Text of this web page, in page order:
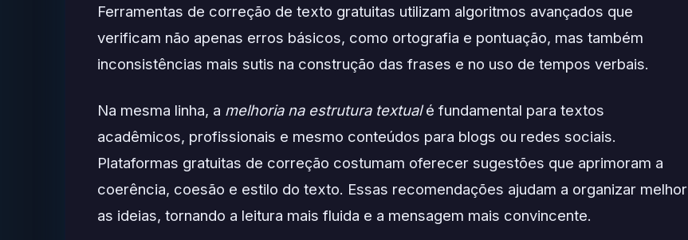
Ferramentas de correção de texto gratuitas utilizam algoritmos avançados que
verificam não apenas erros básicos, como ortografia e pontuação, mas também
inconsistências mais sutis na construção das frases e no uso de tempos verbais.
Na mesma linha, a melhoria na estrutura textualé fundamental para textos
acadêmicos, profissionais e mesmo conteúdos para blogs ou redes sociais.
Plataformas gratuitas de correção costumam oferecer sugestões que aprimoram a
coerência, coesão e estilo do texto. Essas recomendações ajudam a organizar melhor
as ideias, tornando a leitura mais fluida e a mensagem mais convincente.